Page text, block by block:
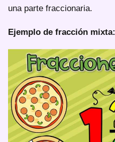
una parte fraccionaria.
Ejemplo de fracción mixta: